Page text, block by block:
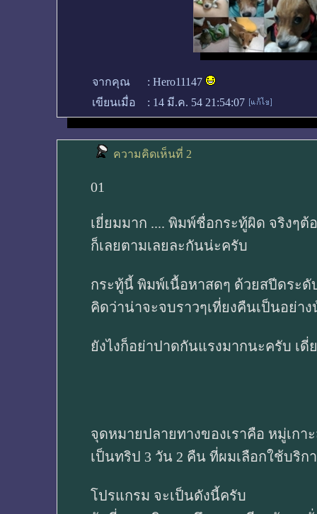
จากคุณ : Hero11147
เขียนเมื่อ
: 14 มี.ค. 54 21:54:07
ความคิดเห็นที่ 2
01
เยี่ยมมาก .... พิมพ์ชื่อกระทู้ผิด จริงๆต้
ก็เลยตามเลยละกันน่ะครับ
กระทู้นี้ พิมพ์เนื้อหาสดๆ ด้วยสปีดระดั
คิดว่าน่าจะจบราวๆเที่ยงคืนเป็นอย่า
ยังไงก็อย่าปาดกันแรงมากนะครับ เ
จุดหมายปลายทางของเราคือ หมู่เกา
เป็นทริป 3 วัน 2 คืน ที่ผมเลือกใช้บริ
โปรแกรม จะเป็นดังนี้ครับ